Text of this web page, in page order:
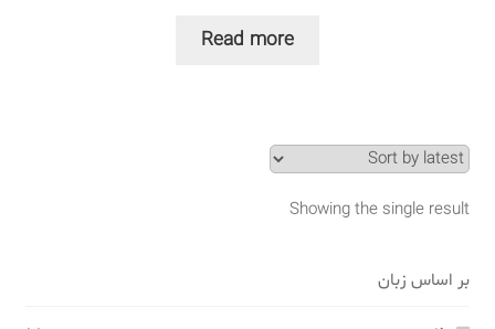
Read more
Showing the single result
بر اساس زبان